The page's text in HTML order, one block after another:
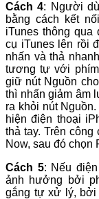
Cách 4: Người
bằng cách kết
iTunes thông
cụ iTunes lên rồi
nhấn và thả
tương tự với
giữ nút Nguồn
thì nhấn giảm âm
ra khỏi nút
hiện điện thoại
thả tay. Trên
Now, sau đó chọn
Cách 5: Nếu
ảnh hưởng bởi
gắng tự xử lý, bởi